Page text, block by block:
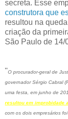
secreta. Esse
construtora que
resultou na
criação da
São Paulo de 14/
"O procurador-geral de
governador Sérgio Cabral
uma festa, em junho de
resultou em improbidade
com os dois empresários